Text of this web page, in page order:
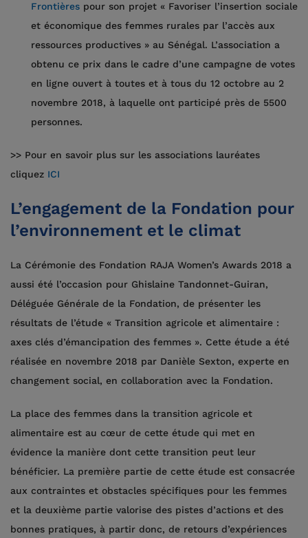
Frontières pour son projet « Favoriser l’insertion sociale
et économique des femmes rurales par l’accès aux
ressources productives » au Sénégal. L’association a
obtenu ce prix dans le cadre d’une campagne de votes
en ligne ouvert à toutes et à tous du 12 octobre au 2
novembre 2018, à laquelle ont participé près de 5500
personnes.
>> Pour en savoir plus sur les associations lauréates
cliquez ICI
L’engagement de la Fondation pour
l’environnement et le climat
La Cérémonie des Fondation RAJA Women’s Awards 2018 a
aussi été l’occasion pour Ghislaine Tandonnet-Guiran,
Déléguée Générale de la Fondation, de présenter les
résultats de l’étude « Transition agricole et alimentaire :
axes clés d’émancipation des femmes ». Cette étude a été
réalisée en novembre 2018 par Danièle Sexton, experte en
changement social, en collaboration avec la Fondation.
La place des femmes dans la transition agricole et
alimentaire est au cœur de cette étude qui met en
évidence la manière dont cette transition peut leur
bénéficier. La première partie de cette étude est consacrée
aux contraintes et obstacles spécifiques pour les femmes
et la deuxième partie valorise des pistes d’actions et des
bonnes pratiques, à partir donc, de retours d’expériences